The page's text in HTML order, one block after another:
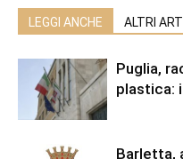
LEGGI ANCHE ALTRI
Puglia,
plastica:
Barletta,